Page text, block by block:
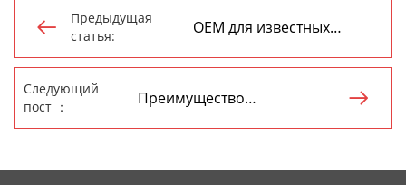

Предыдущая
статья:
OEM для известных
Следующий
пост ：
Преимущество
